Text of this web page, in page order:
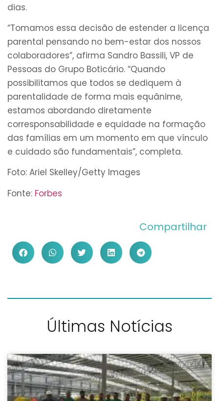
dias.
“Tomamos essa decisão de estender a licença
parental pensando no bem-estar dos nossos
colaboradores”, afirma Sandro Bassili, VP de
Pessoas do Grupo Boticário. “Quando
possibilitamos que todos se dediquem à
parentalidade de forma mais equânime,
estamos abordando diretamente
corresponsabilidade e equidade na formação
das famílias em um momento em que vínculo
e cuidado são fundamentais”, completa.
Foto: Ariel Skelley/Getty Images
Fonte: Forbes
Compartilhar
Últimas Notícias